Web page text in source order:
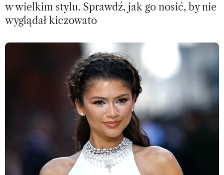
w wielkim stylu. Sprawdź, jak go nosić, by nie
wyglądał kiczowato